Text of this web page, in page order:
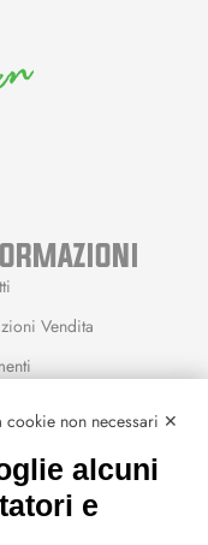
Vendita
cookie non necessari ✕
alcuni
e